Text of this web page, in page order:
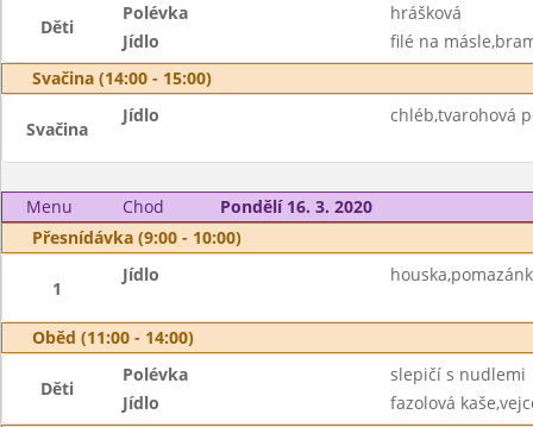
Děti
Polévka
hrášková
Jídlo
filé na
Svačina (14:00 - 15:00)
Svačina
Jídlo chléb,tvarohová
Menu Chod
Pondělí 16. 3. 2020
Přesnídávka (9:00 - 10:00)
1
Jídlo
Oběd (11:00 - 14:00)
Děti
Polévka
slepičí s nudlemi
Jídlo
fazolová